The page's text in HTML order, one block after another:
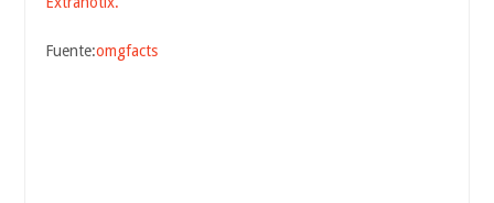
Fuente:omgfacts